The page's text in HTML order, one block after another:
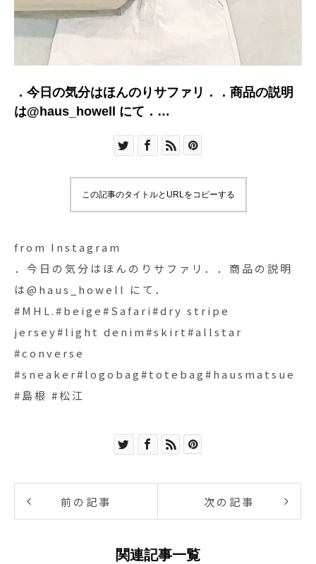
．今日の気分はほんのりサファリ．．商品の説明
は@haus_howell にて．
denim#skirt#allstar #converse
この記事のタイトルとURLをコピーする
from Instagram
．今日の気分はほんのりサファリ．．商品の説明
は@haus_howell にて．
#MHL.#beige#Safari#dry stripe
jersey#light denim#skirt#allstar
#converse
#sneaker#logobag#totebag#hausmatsue
#島根 #松江
前の記事 次の記事
関連記事一覧